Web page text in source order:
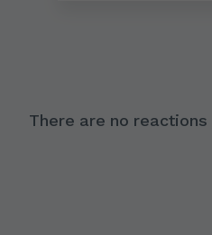
There are no